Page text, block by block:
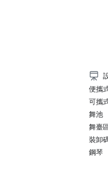
便攜
可攜
舞池
舞臺
裝卸
鋼琴